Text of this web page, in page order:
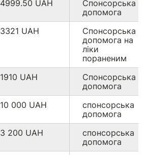
4999.50 UAH
Спонсорська
допомога
3321 UAH
Спонсорська
допомога на
ліки
пораненим
1910 UAH
Спонсорська
допомога
10 000 UAH
спонсорська
допомога
3 200 UAH
спонсорська
допомога